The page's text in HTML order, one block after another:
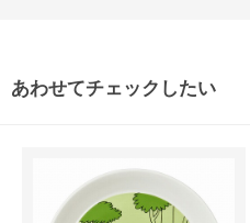
あわせてチェックしたい